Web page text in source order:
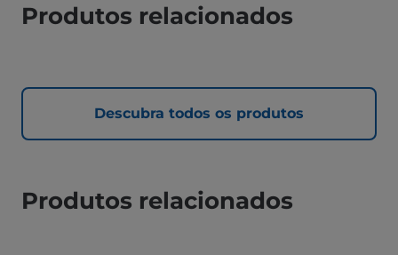
Produtos relacionados
Descubra todos os produtos
Produtos relacionados